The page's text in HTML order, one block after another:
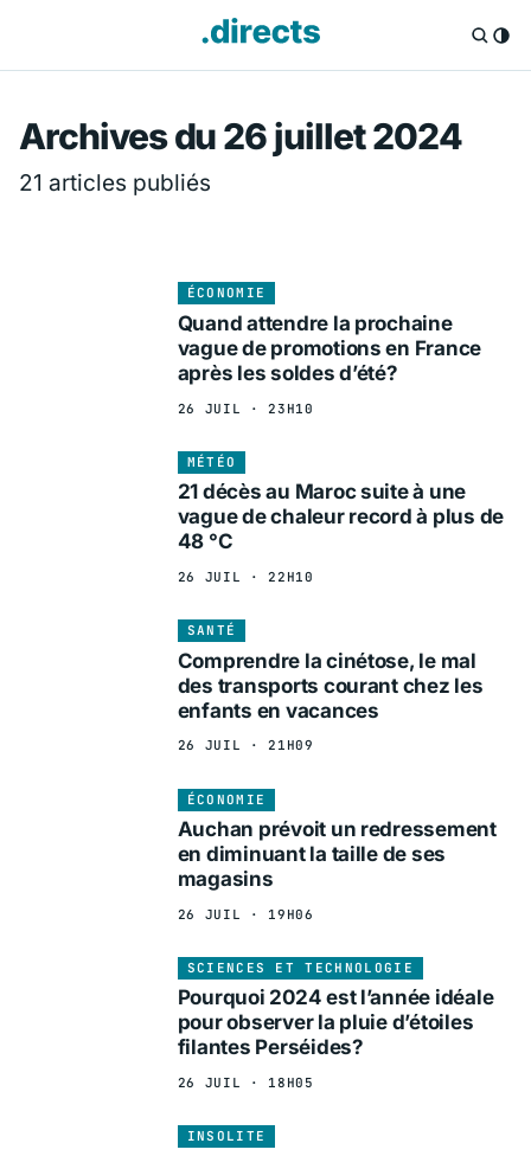
Directs.fr —
Archives du 26 juillet 2024
21 articles publiés
ÉCONOMIE
Quand attendre la prochaine
vague de promotions en France
après les soldes d’été?
26 JUIL · 23H10
MÉTÉO
21 décès au Maroc suite à une
vague de chaleur record à plus de
48 °C
26 JUIL · 22H10
SANTÉ
Comprendre la cinétose, le mal
des transports courant chez les
enfants en vacances
26 JUIL · 21H09
ÉCONOMIE
Auchan prévoit un redressement
en diminuant la taille de ses
magasins
26 JUIL · 19H06
SCIENCES ET TECHNOLOGIE
Pourquoi 2024 est l’année idéale
pour observer la pluie d’étoiles
filantes Perséides?
26 JUIL · 18H05
INSOLITE